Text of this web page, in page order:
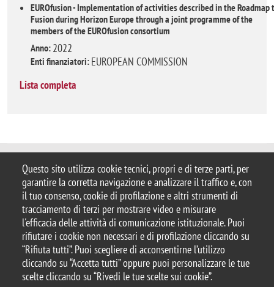
Questo sito utilizza cookie tecnici, propri e di terze parti, per
garantire la corretta navigazione e analizzare il traffico e, con
il tuo consenso, cookie di profilazione e altri strumenti di
tracciamento di terzi per mostrare video e misurare
l'efficacia delle attività di comunicazione istituzionale. Puoi
rifiutare i cookie non necessari e di profilazione cliccando su
“Rifiuta tutti”. Puoi scegliere di acconsentirne l’utilizzo
cliccando su “Accetta tutti” oppure puoi personalizzare le tue
scelte cliccando su “Rivedi le tue scelte sui cookie”.
EUROfusion - Implementation of activities described in the Roadmap
Fusion during Horizon Europe through a joint programme of the
members of the EUROfusion consortium
Anno: 2022
Enti finanziatori: EUROPEAN COMMISSION
Lista completa
© 2025 Università degli Studi di Milano-Bicocca
Piazza dell'Ateneo Nuovo, 1 - 20126, Milano
Casella PEC:ateneo.bicocca@pec.unimib.it
P.I. 12621570154 |Contattaci
Note legali Privacy Protezione dei Dati Personali